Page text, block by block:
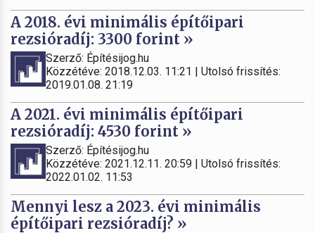
A 2018. évi minimális építőipari
rezsióradíj: 3300 forint »
Szerző: Építésijog.hu
Közzétéve: 2018.12.03. 11:21 | Utolsó frissítés:
2019.01.08. 21:19
A 2021. évi minimális építőipari
rezsióradíj: 4530 forint »
Szerző: Építésijog.hu
Közzétéve: 2021.12.11. 20:59 | Utolsó frissítés:
2022.01.02. 11:53
Mennyi lesz a 2023. évi minimális
építőipari rezsióradíj? »